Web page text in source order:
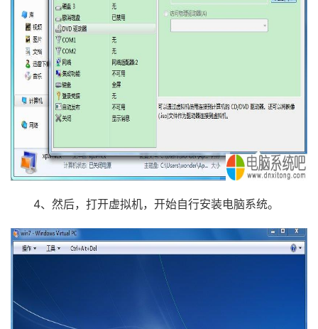
4、然后，打开虚拟机，开始自行安装电脑系统。